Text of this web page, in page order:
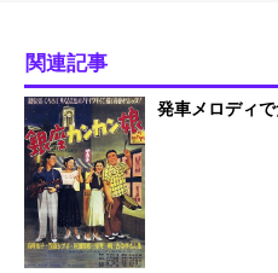
関連記事
発車メロディ